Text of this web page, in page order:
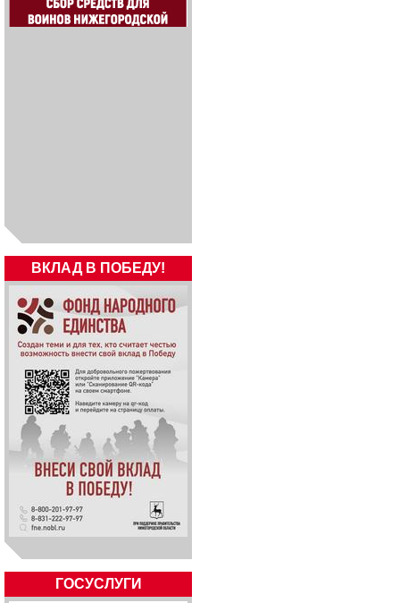
ВКЛАД В ПОБЕДУ!
ГОСУСЛУГИ